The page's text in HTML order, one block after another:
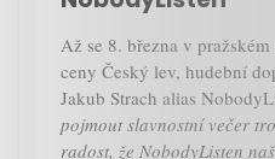
Až se 8. března v
ceny Český lev, hudební
Jakub Strach alias
pojmout slavnostní večer
radost, že NobodyListen